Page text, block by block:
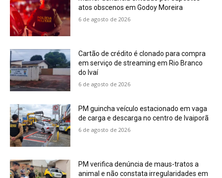
atos obscenos em Godoy Moreira
6 de agosto de 2026
Cartão de crédito é clonado para compra
em serviço de streaming em Rio Branco
do Ivaí
6 de agosto de 2026
PM guincha veículo estacionado em vaga
de carga e descarga no centro de Ivaiporã
6 de agosto de 2026
PM verifica denúncia de maus-tratos a
animal e não constata irregularidades em